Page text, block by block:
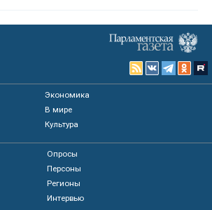
Экономика
В мире
Культура
Опросы
Персоны
Регионы
Интервью